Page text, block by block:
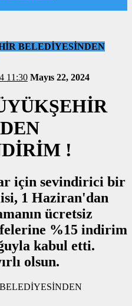
BELEDİYESİNDEN
11:30 Mayıs 22, 2024
!
için sevindirici bir
1 Haziran'dan
ücretsiz
%15 indirim
kabul etti.
olsun.